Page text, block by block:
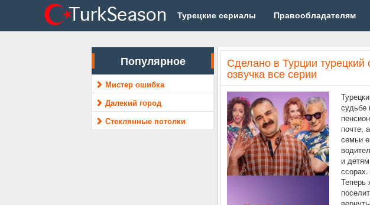
Турецкие сериалы Правообладателям
Популярное
Мистер ошибка
Далекий город
Стеклянные потолки
Сделано в Турции турецкий
озвучка все серии
судьбе
почте,
семьи
и
Теперь